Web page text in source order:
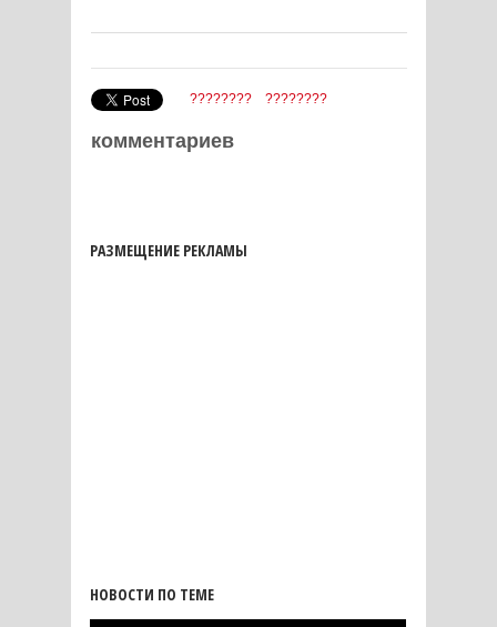
???????? ????????
комментариев
РАЗМЕЩЕНИЕ РЕКЛАМЫ
НОВОСТИ ПО ТЕМЕ